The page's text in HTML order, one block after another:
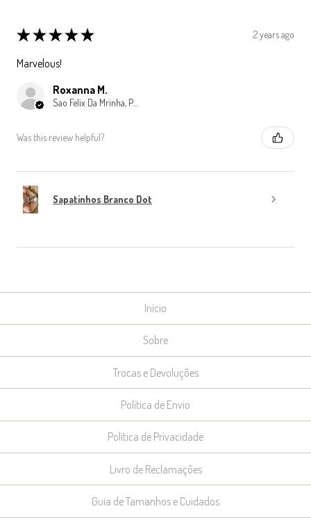
★★★★★ 2 years ago
Marvelous!
Roxanna M.
Was this review helpful?
Sapatinhos Branco Dot
Início
Sobre
Trocas e Devoluções
Política de Envio
Política de Privacidade
Livro de Reclamações
Guia de Tamanhos e Cuidados